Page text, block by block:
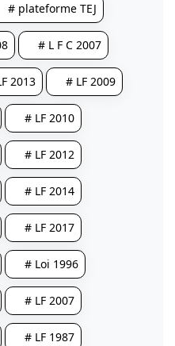
# plateforme TEJ
# L F C 2007
2013 # LF 2009
# LF 2010
# LF 2012
# LF 2014
# LF 2017
# Loi 1996
# LF 2007
# LF 1987